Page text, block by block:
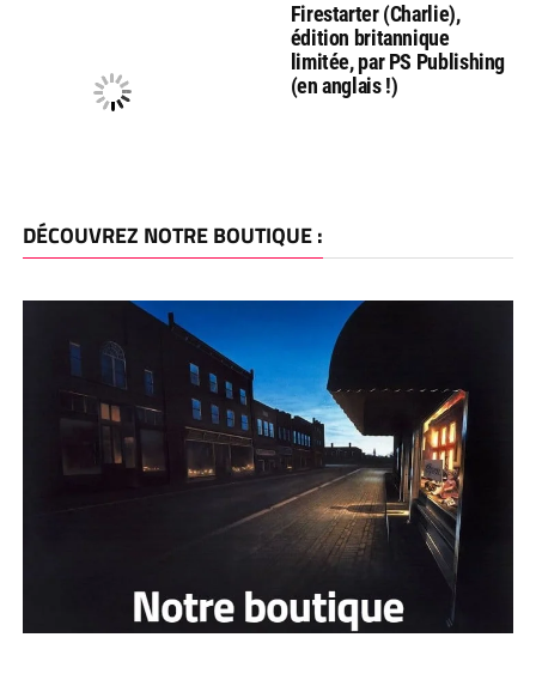
Firestarter (Charlie),
édition britannique
limitée, par PS Publishing
(en anglais !)
DÉCOUVREZ NOTRE BOUTIQUE :